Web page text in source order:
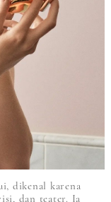
dikenal karena
dan teater. Ia